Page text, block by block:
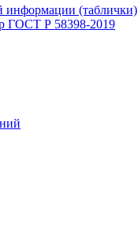
информации (таблички)
ГОСТ Р 58398-2019